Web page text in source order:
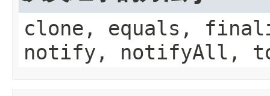
clone, equals,
notify, notifyAll,